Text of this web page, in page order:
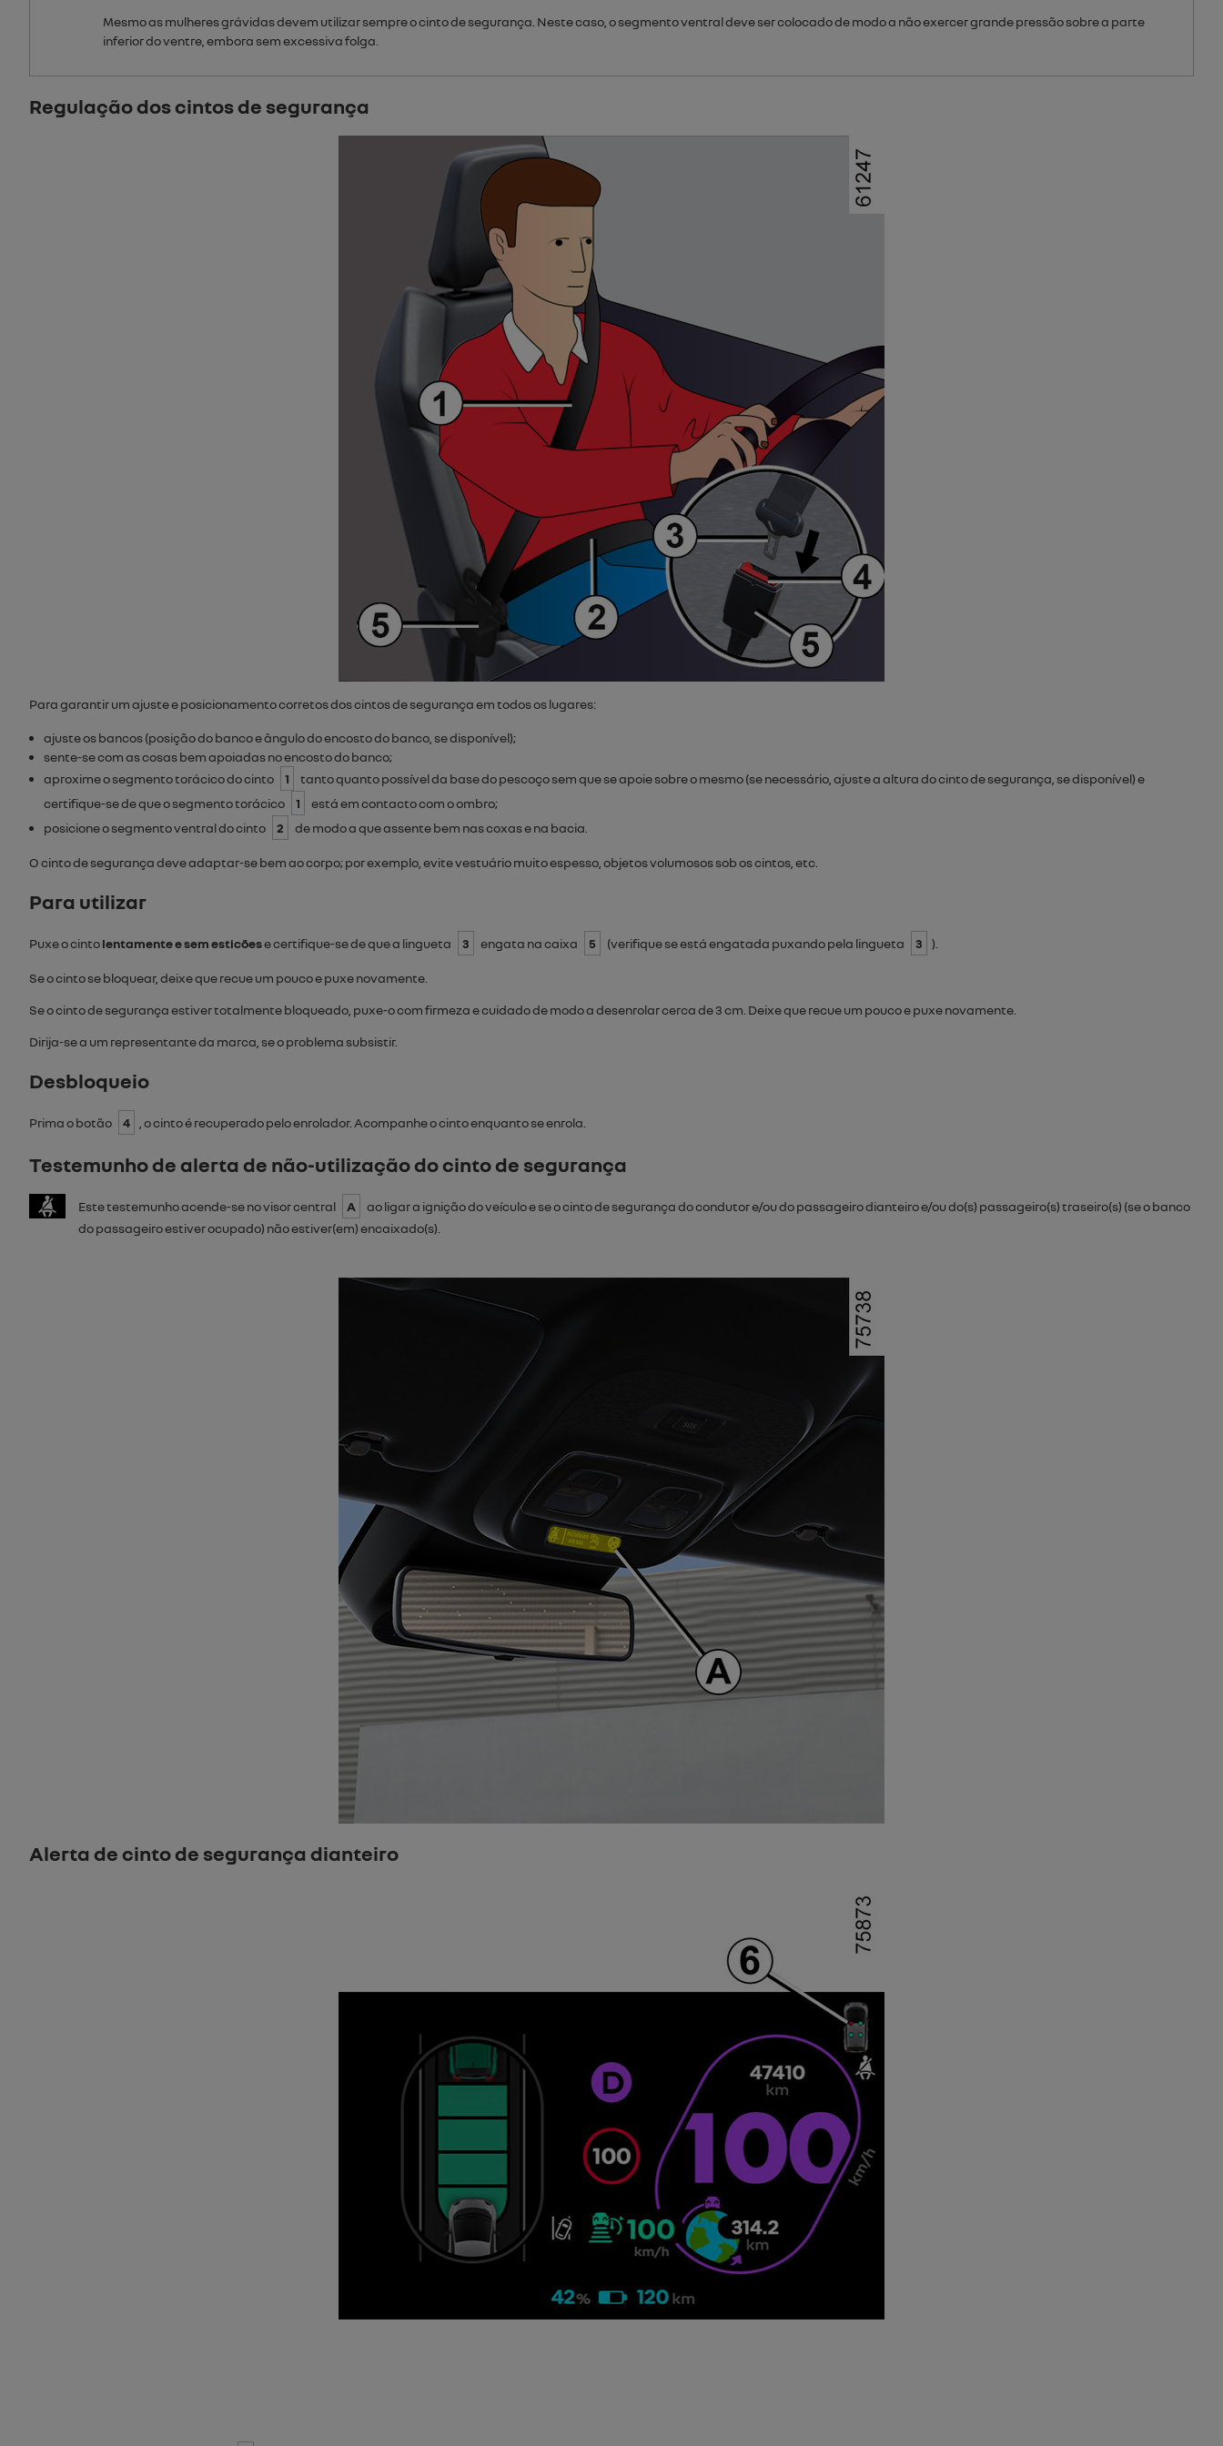
Mesmo as mulheres grávidas devem utilizar sempre o cinto de segurança. Neste caso, o segmento ventral deve ser colocado de modo a não exercer grande pressão sobre a parte
inferior do ventre, embora sem excessiva folga.
Regulação dos cintos de segurança
Para garantir um ajuste e posicionamento corretos dos cintos de segurança em todos os lugares:
ajuste os bancos (posição do banco e ângulo do encosto do banco, se disponível);
sente-se com as cosas bem apoiadas no encosto do banco;
aproxime o segmento torácico do cinto
1
tanto quanto possível da base do pescoço sem que se apoie sobre o mesmo (se necessário, ajuste a altura do cinto de segurança, se disponível) e
certifique-se de que o segmento torácico
1
está em contacto com o ombro;
posicione o segmento ventral do cinto
2 de modo a que assente bem nas coxas e na bacia.
O cinto de segurança deve adaptar-se bem ao corpo; por exemplo, evite vestuário muito espesso, objetos volumosos sob os cintos, etc.
Para utilizar
Puxe o cintolentamente e sem esticõese certifique-se de que a lingueta 3 engata na caixa 5 (verifique se está engatada puxando pela lingueta 3 ).
Se o cinto se bloquear, deixe que recue um pouco e puxe novamente.
Se o cinto de segurança estiver totalmente bloqueado, puxe-o com firmeza e cuidado de modo a desenrolar cerca de 3 cm. Deixe que recue um pouco e puxe novamente.
Dirija-se a um representante da marca, se o problema subsistir.
Desbloqueio
Prima o botão 4 , o cinto é recuperado pelo enrolador. Acompanhe o cinto enquanto se enrola.
Testemunho de alerta de não-utilização do cinto de segurança
Este testemunho acende-se no visor central A
ao ligar a ignição do veículo e se o cinto de segurança do condutor e/ou do passageiro dianteiro e/ou do(s) passageiro(s) traseiro(s) (se o banco
do passageiro estiver ocupado) não estiver(em) encaixado(s).
Alerta de cinto de segurança dianteiro